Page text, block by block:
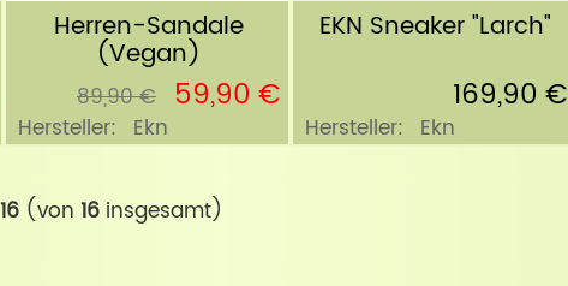
Herren-Sandale
(Vegan)
89,90 € 59,90 €
Hersteller: Ekn
EKN Sneaker "Larch"
169,90 €
Hersteller: Ekn
16(von 16insgesamt)